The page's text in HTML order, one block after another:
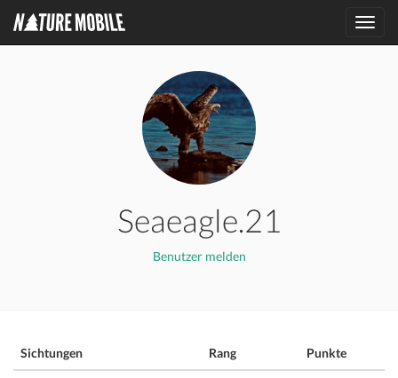
Seaeagle.21
Benutzer melden
Sichtungen Rang Punkte